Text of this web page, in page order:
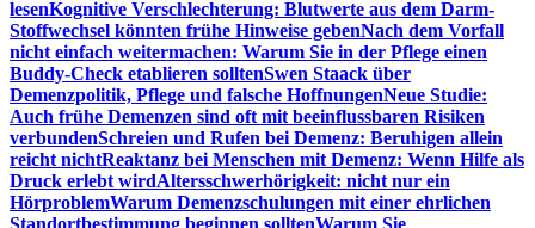
lesenKognitive Verschlechterung: Blutwerte aus dem Darm-
Stoffwechsel könnten frühe Hinweise gebenNach dem Vorfall
nicht einfach weitermachen: Warum Sie in der Pflege einen
Buddy-Check etablieren solltenSwen Staack über
Demenzpolitik, Pflege und falsche HoffnungenNeue Studie:
Auch frühe Demenzen sind oft mit beeinflussbaren Risiken
verbundenSchreien und Rufen bei Demenz: Beruhigen allein
reicht nichtReaktanz bei Menschen mit Demenz: Wenn Hilfe als
Druck erlebt wirdAltersschwerhörigkeit: nicht nur ein
HörproblemWarum Demenzschulungen mit einer ehrlichen
Standortbestimmung beginnen solltenWarum Sie